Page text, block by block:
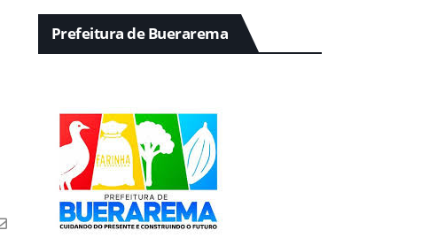
Prefeitura de Buerarema